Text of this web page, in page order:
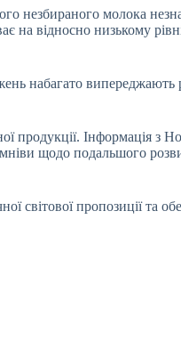
незбираного молока
відносно низькому
набагато випереджають
Інформація з
щодо подальшого
світової пропозиції та